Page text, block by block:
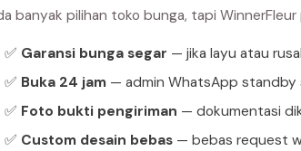
banyak pilihan toko bunga, tapi
✅ Garansi bunga segar — jika layu atau
✅ Buka 24 jam — admin WhatsApp standby
✅ Foto bukti pengiriman — dokumentasi
✅ Custom desain bebas — bebas request